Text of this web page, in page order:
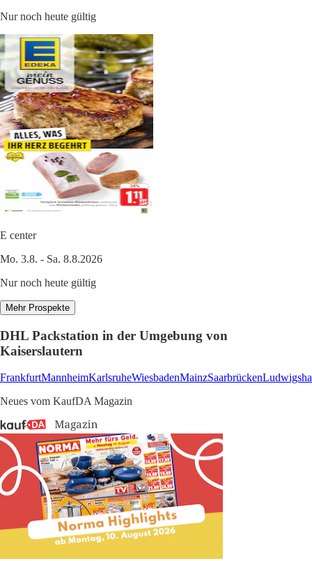
Nur noch heute gültig
E center
Mo. 3.8. - Sa. 8.8.2026
Nur noch heute gültig
Mehr Prospekte
DHL Packstation in der Umgebung von
Kaiserslautern
FrankfurtMannheimKarlsruheWiesbadenMainzSaarbrücken
Neues vom KaufDA Magazin